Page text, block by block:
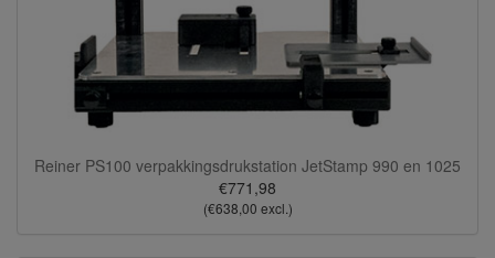
Reiner PS100 verpakkingsdrukstation JetStamp 990 en 1025
€771,98
(€638,00 excl.)